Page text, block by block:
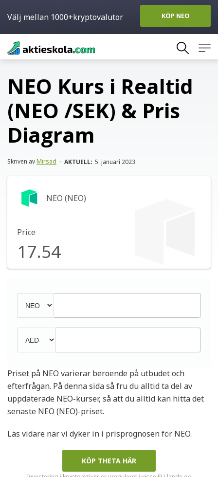
Skip
to
NEO Kurs i Realtid
(NEO /SEK) & Pris
Diagram
Skriven avMirsad - AKTUELL: 5. januari 2023
NEO (NEO)
Price
17.54
Priset på NEO varierar beroende på utbudet och
efterfrågan. På denna sida så fru du alltid ta del av
uppdaterade NEO-kurser, så att du alltid kan hitta det
senaste NEO (NEO)-priset.
Läs vidare när vi dyker in i prisprognosen för NEO.
KÖP THETA HÄR
Välj mellan 1000+kryptovalutor KÖP NEO